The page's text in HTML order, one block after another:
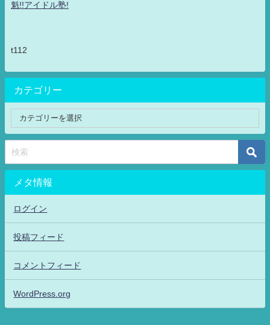
魁!!アイドル塾!
t112
カテゴリー
メタ情報
ログイン
投稿フィード
コメントフィード
WordPress.org